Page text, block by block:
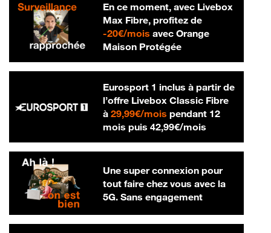
En ce moment, avec Livebox
Max Fibre, profitez de
-20€/mois20 € par mois
avec Orange
Maison Protégée
Eurosport 1 inclus à partir de
l’offre Livebox Classic Fibre
à 29,99€/mois29,99 € par mois
pendant 12
mois puis 42,99€/mois42,99 € par
Une super connexion pour
tout faire chez vous avec la
5G. Sans engagement